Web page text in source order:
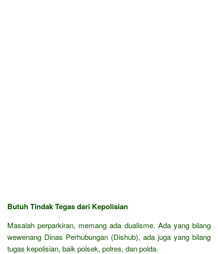
Butuh Tindak Tegas dari Kepolisian
Masalah perparkiran, memang ada dualisme. Ada yang bilang
wewenang Dinas Perhubungan (Dishub), ada juga yang bilang
tugas kepolisian, baik polsek, polres, dan polda.